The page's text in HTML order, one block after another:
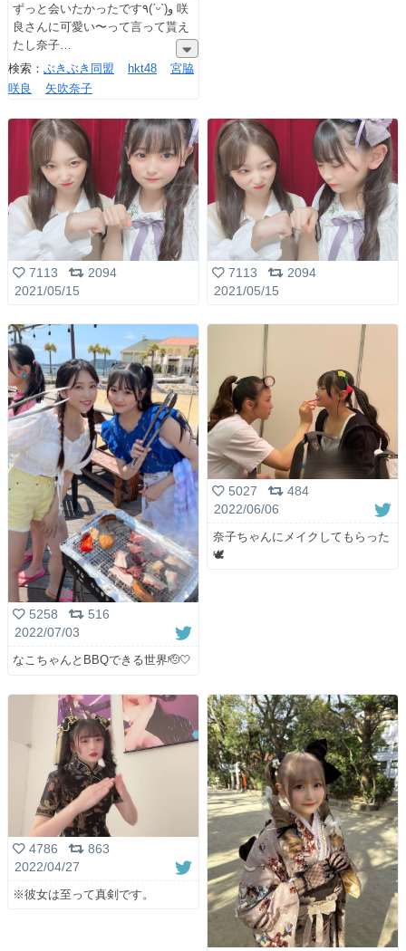
ずっと会いたかったです٩(ˊᵕˋ)و 咲
良さんに可愛い〜って言って貰え
たし奈子
検索： ぶきぶき同盟 hkt48
宮脇
咲良
矢吹奈子
7113
2094
2021/05/15
7113
2094
2021/05/15
5258
516
2022/07/03
なこちゃんとBBQできる世界🫡🤍
5027
484
2022/06/06
奈子ちゃんにメイクしてもらった
🕊
4786
863
2022/04/27
※彼女は至って真剣です。